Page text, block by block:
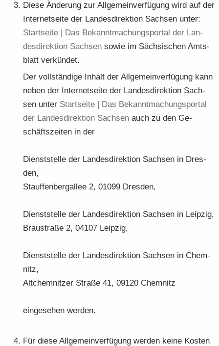
Diese Än­de­rung zur All­ge­mein­ver­fü­gung wird auf der
In­ter­net­sei­te der Lan­des­di­rek­ti­on Sach­sen unter:
Start­sei­te | Das Be­kannt­ma­chungs­por­tal der Lan­
des­di­rek­ti­on Sach­sen sowie im Säch­si­schen Amts­
blatt ver­kün­det.
Der voll­stän­di­ge In­halt der All­ge­mein­ver­fü­gung kann
neben der In­ter­net­sei­te der Lan­des­di­rek­ti­on Sach­
sen unter Start­sei­te | Das Be­kannt­ma­chungs­por­tal
der Lan­des­di­rek­ti­on Sach­sen auch zu den Ge­
schäfts­zei­ten in der
Dienst­stel­le der Lan­des­di­rek­ti­on Sach­sen in Dres­
den,
Stauf­fen­berg­al­lee 2, 01099 Dres­den,
Dienst­stel­le der Lan­des­di­rek­ti­on Sach­sen in Leip­zig,
Brau­stra­ße 2, 04107 Leip­zig,
Dienst­stel­le der Lan­des­di­rek­ti­on Sach­sen in Chem­
nitz,
Alt­chem­nit­zer Stra­ße 41, 09120 Chem­nitz
ein­ge­se­hen wer­den.
Für diese All­ge­mein­ver­fü­gung wer­den keine Kos­ten